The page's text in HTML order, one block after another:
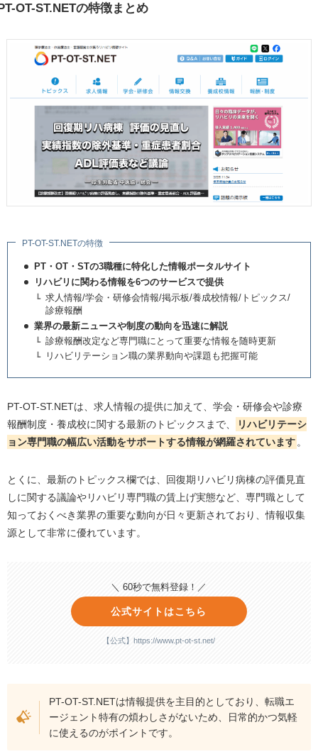
OT-ST.NETの特徴まとめ
PT-OT-ST.NETの特徴
PT・OT・STの3職種に特化した情報ポータルサイト
リハビリに関わる情報を6つのサービスで提供
求人情報/学会・研修会情報/掲示板/養成校情報/トピックス/
診療報酬
業界の最新ニュースや制度の動向を迅速に解説
診療報酬改定など専門職にとって重要な情報を随時更新
リハビリテーション職の業界動向や課題も把握可能
PT-OT-ST.NETは、求人情報の提供に加えて、学会・研修会や診療
報酬制度・養成校に関する最新のトピックスまで、
リハビリテーシ
ョン専門職の幅広い活動をサポートする情報が網羅されています 。
とくに、最新のトピックス欄では、回復期リハビリ病棟の評価見直
しに関する議論やリハビリ専門職の賃上げ実態など、専門職として
知っておくべき業界の重要な動向が日々更新されており、情報収集
源として非常に優れています。
＼ 60秒で無料登録！／
公式サイトはこちら
【公式】https://www.pt-ot-st.net/
PT-OT-ST.NETは情報提供を主目的としており、転職エ
ージェント特有の煩わしさがないため、日常的かつ気軽
に使えるのがポイントです。